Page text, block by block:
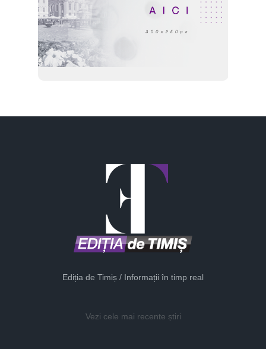
Ediția de Timiș / Informații în timp real
Vezi cele mai recente știri